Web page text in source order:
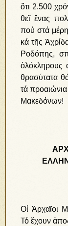
ὅ­τι 2.500
θεῖ ἕ­νας
πού στά μέ­ρη
κά τῆς
Ρο­δό­πης,
ὁ­λό­κλη­ρους
θρα­σύ­τα­τα
τά
Μα­κε­δό­νων!
Οἱ Ἀρ­χαῖ­οι
Τό ἔ­χουν